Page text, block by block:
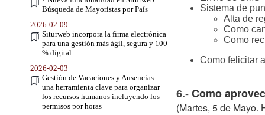
Búsqueda de Mayoristas por País
2026-02-09
Siturweb incorpora la firma electrónica
para una gestión más ágil, segura y 100
% digital
2026-02-03
Gestión de Vacaciones y Ausencias:
una herramienta clave para organizar
los recursos humanos incluyendo los
permisos por horas
Sistema de
Alta de
Como
Como
Como felicitar
6.- Como
(Martes, 5 de Mayo.